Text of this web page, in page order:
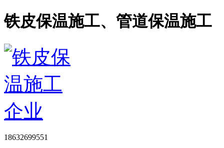
铁皮保温施工、管道保温施工
18632699551